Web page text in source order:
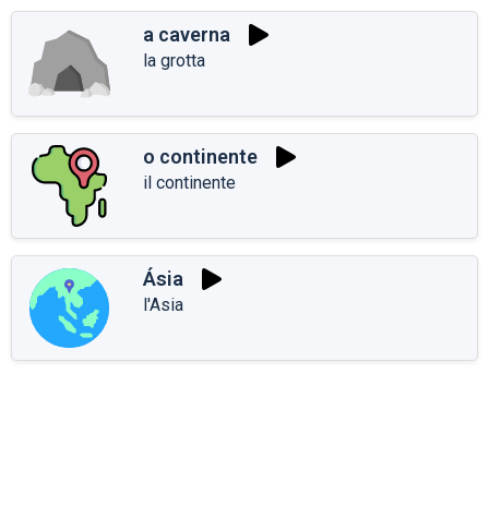
a caverna
la grotta
o continente
il continente
Ásia
l'Asia